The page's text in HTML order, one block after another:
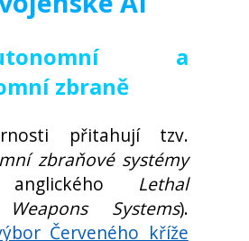
a
zbraně
přitahují tzv.
zbraňové systémy
Lethal
Systems).
Červeného kříže